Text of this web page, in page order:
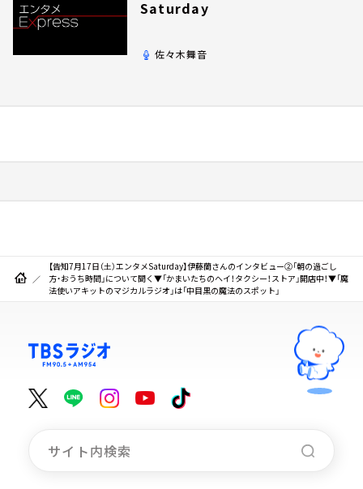
Saturday
佐々木舞音
【告知7月17日（土）エンタメSaturday】伊藤蘭さんのインタビュー②「朝の過ごし
方・おうち時間」について聞く▼「かまいたちのヘイ！タクシー！ストア」開店中！▼「魔
法使いアキットのマジカルラジオ」は「中目黒の魔法のスポット」